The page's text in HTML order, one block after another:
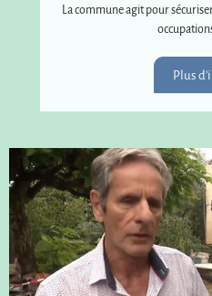
La commune agit pour
Plus